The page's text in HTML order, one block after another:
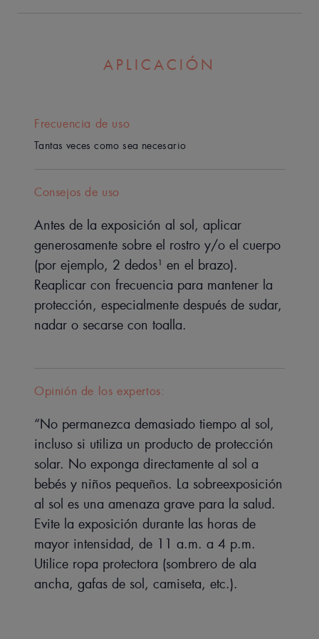
Productos desarrollados con fórmulas optimizadas para
favorecer la biodegradabilidad² y con un número
compostables, o con reducción de plástico. En este caso:
30% de materiales reciclados.
Acciones de comunicación destinadas a sensibilizar y
educar al público sobre la necesidad de elegir una
protección solar adecuada y seguir las recomendaciones
de uso.
El producto de protección solar
adecuado para los tipos de piel
más vulnerables y las
condiciones de sol más intensas.
APLICACIÓN
Frecuencia de uso
Tantas veces como sea necesario
Consejos de uso
Antes de la exposición al sol, aplicar
generosamente sobre el rostro y/o el cuerpo
(por ejemplo, 2 dedos¹ en el brazo).
Reaplicar con frecuencia para mantener la
protección, especialmente después de sudar,
nadar o secarse con toalla.
Opinión de los expertos:
“No permanezca demasiado tiempo al sol,
incluso si utiliza un producto de protección
solar. No exponga directamente al sol a
bebés y niños pequeños. La sobreexposición
al sol es una amenaza grave para la salud.
Evite la exposición durante las horas de
mayor intensidad, de 11 a.m. a 4 p.m.
Utilice ropa protectora (sombrero de ala
ancha, gafas de sol, camiseta, etc.).